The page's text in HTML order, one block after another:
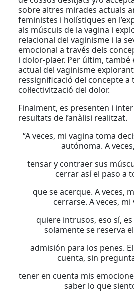
sobre altres mirades actuals
feministes i holístiques en
als músculs de la vagina i
relacional del vaginisme i la
emocional a través dels
i dolor-plaer. Per últim, també
actual del vaginisme
ressignificació del concepte a
col·lectivització del dolor.
Finalment, es presenten i
resultats de l’anàlisi realitzat.
“A veces, mi vagina toma
autónoma. A
tensar y contraer sus
cerrar así el paso a
que se acerque. A veces,
cerrarse. A veces, mi
quiere intrusos, eso sí,
solamente se reserva
admisión para los penes.
cuenta, sin
tener en cuenta mis
saber lo que